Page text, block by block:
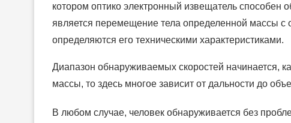
котором оптико электронный извещатель
является перемещение тела определенной массы с
определяются его техническими характеристиками.
Диапазон обнаруживаемых скоростей начинается,
массы, то здесь многое зависит от дальности до
В любом случае, человек обнаруживается без